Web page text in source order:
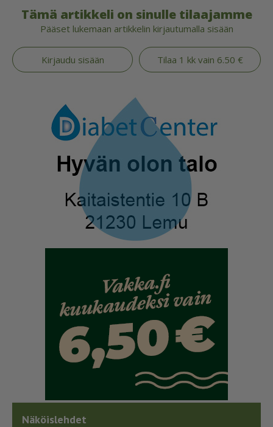
Tämä artikkeli on sinulle tilaajamme
Pääset lukemaan artikkelin kirjautumalla sisään
Kirjaudu sisään Tilaa 1 kk vain 6.50 €
Näköislehdet